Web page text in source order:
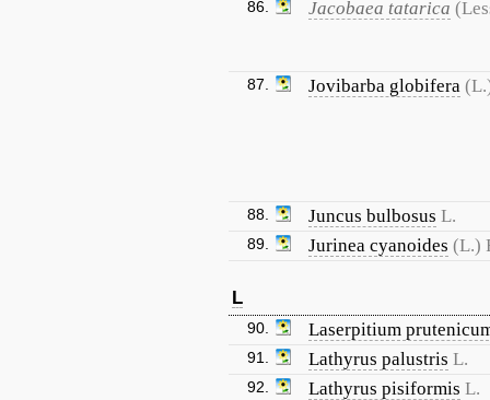
86. Jacobaea tatarica
87. Jovibarba globifera
88. Juncus bulbosus L.
89. Jurinea cyanoides (L.)
L
90. Laserpitium
91. Lathyrus palustris L.
92. Lathyrus pisiformis L.